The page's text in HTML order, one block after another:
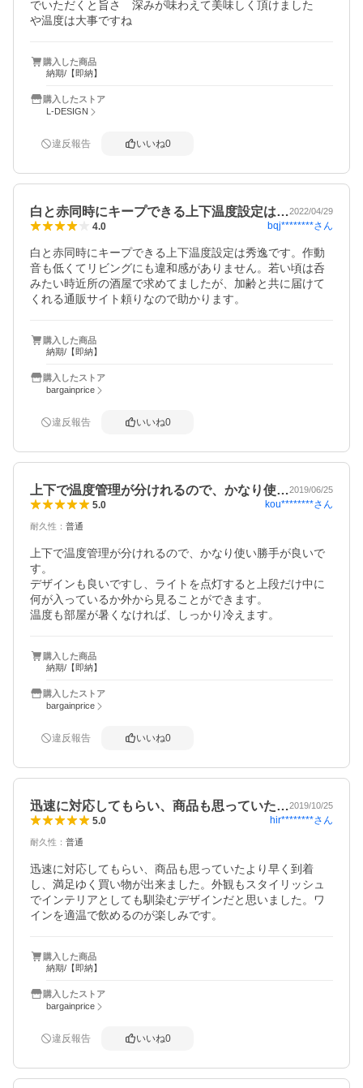
でいただくと旨さ　深みが味わえて美味しく頂けました
や温度は大事ですね
購入した商品
納期/【即納】
購入したストア
L-DESIGN
違反報告 いいね0
白と赤同時にキープできる上下温度設定は…2022/04/29
4.0 bqj********さん
白と赤同時にキープできる上下温度設定は秀逸です。作動
音も低くてリビングにも違和感がありません。若い頃は呑
みたい時近所の酒屋で求めてましたが、加齢と共に届けて
くれる通販サイト頼りなので助かります。
購入した商品
納期/【即納】
購入したストア
bargainprice
違反報告 いいね0
上下で温度管理が分けれるので、かなり使…2019/06/25
5.0 kou********さん
耐久性 ： 普通
上下で温度管理が分けれるので、かなり使い勝手が良いで
す。
デザインも良いですし、ライトを点灯すると上段だけ中に
何が入っているか外から見ることができます。
温度も部屋が暑くなければ、しっかり冷えます。
購入した商品
納期/【即納】
購入したストア
bargainprice
違反報告 いいね0
迅速に対応してもらい、商品も思っていた…2019/10/25
5.0 hir********さん
耐久性 ： 普通
迅速に対応してもらい、商品も思っていたより早く到着
し、満足ゆく買い物が出来ました。外観もスタイリッシュ
でインテリアとしても馴染むデザインだと思いました。ワ
インを適温で飲めるのが楽しみです。
購入した商品
納期/【即納】
購入したストア
bargainprice
違反報告 いいね0